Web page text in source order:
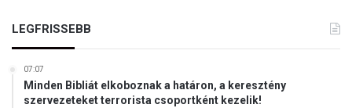
LEGFRISSEBB
07:07
Minden Bibliát elkoboznak a határon, a keresztény
szervezeteket terrorista csoportként kezelik!